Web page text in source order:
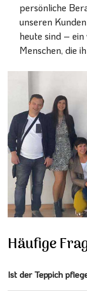
persönliche
unseren
heute sind –
Menschen, die
Häufige
Ist der Teppich